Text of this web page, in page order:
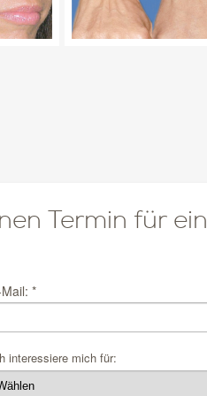
Termin für ein
*
interessiere mich für: